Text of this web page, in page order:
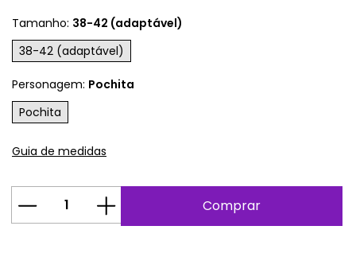
Tamanho: 38-42 (adaptável)
38-42 (adaptável)
Personagem: Pochita
Pochita
Guia de medidas